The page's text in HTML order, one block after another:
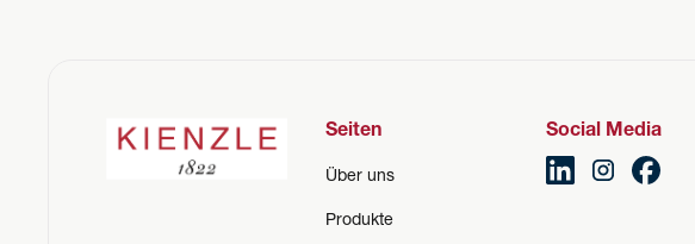
Seiten
Über uns
Produkte
Social Media